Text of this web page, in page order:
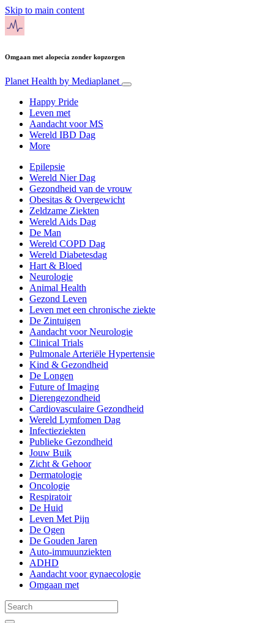
Skip to main content
Omgaan met alopecia zonder kopzorgen
Planet Health by Mediaplanet
Happy Pride
Leven met
Aandacht voor MS
Wereld IBD Dag
More
Epilepsie
Wereld Nier Dag
Gezondheid van de vrouw
Obesitas & Overgewicht
Zeldzame Ziekten
Wereld Aids Dag
De Man
Wereld COPD Dag
Wereld Diabetesdag
Hart & Bloed
Neurologie
Animal Health
Gezond Leven
Leven met een chronische ziekte
De Zintuigen
Aandacht voor Neurologie
Clinical Trials
Pulmonale Arteriële Hypertensie
Kind & Gezondheid
De Longen
Future of Imaging
Dierengezondheid
Cardiovasculaire Gezondheid
Wereld Lymfomen Dag
Infectieziekten
Publieke Gezondheid
Jouw Buik
Zicht & Gehoor
Dermatologie
Oncologie
Respiratoir
De Huid
Leven Met Pijn
De Ogen
De Gouden Jaren
Auto-immuunziekten
ADHD
Aandacht voor gynaecologie
Omgaan met